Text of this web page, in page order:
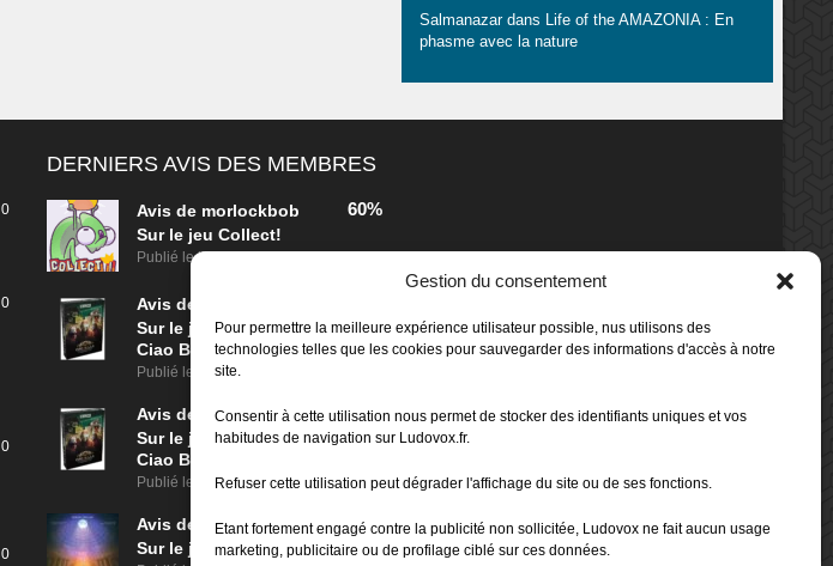
Gestion du consentement
Pour permettre la meilleure expérience utilisateur possible, nus utilisons des
technologies telles que les cookies pour sauvegarder des informations d'accès à notre
site.
Consentir à cette utilisation nous permet de stocker des identifiants uniques et vos
habitudes de navigation sur Ludovox.fr.
Refuser cette utilisation peut dégrader l'affichage du site ou de ses fonctions.
Etant fortement engagé contre la publicité non sollicitée, Ludovox ne fait aucun usage
marketing, publicitaire ou de profilage ciblé sur ces données.
Salmanazardans Life of the AMAZONIA : En
phasme avec la nature
0
0
0
0
DERNIERS AVIS DES MEMBRES
Avis de morlockbob
Sur le jeu Collect!
Publié leil y a 2 jours
60%
Avis de
Sur le jeu Detective Box -
Ciao Bella
Publié le il y a 3 jours
Avis de
morlockbob
Sur le jeu Detective Box -
Ciao Bella
Publié le il y a 3 jours
80%
Avis de
morlockbob
Sur le jeu Aeterna
70%